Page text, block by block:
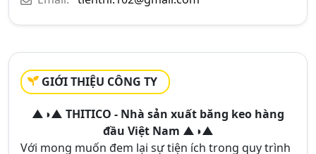
GIỚI THIỆU CÔNG TY
▲◑▲ THITICO - Nhà sản xuất băng keo hàng
đầu Việt Nam ▲◑▲
Với mong muốn đem lại sự tiện ích trong quy trình